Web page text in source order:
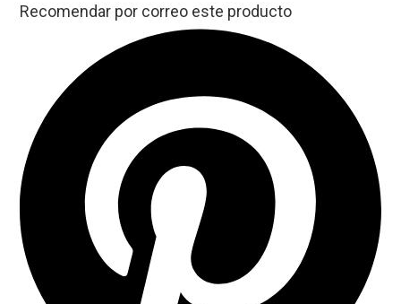
Recomendar por correo este producto